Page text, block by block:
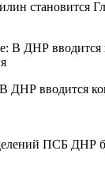
становится
вводится